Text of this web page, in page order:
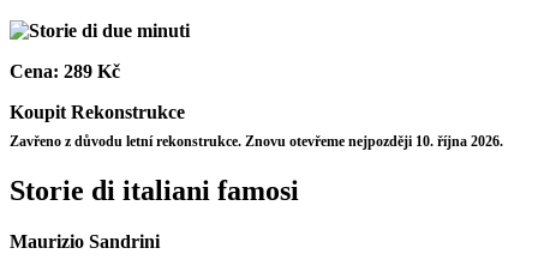
Cena: 289 Kč
Koupit Rekonstrukce
Zavřeno z důvodu letní rekonstrukce. Znovu otevřeme nejpozději 10. října 2026.
Storie di italiani famosi
Maurizio Sandrini